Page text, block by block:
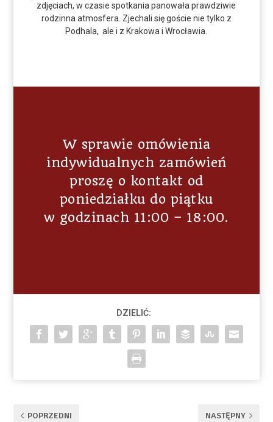
zdjęciach, w czasie spotkania panowała prawdziwie
rodzinna atmosfera. Zjechali się goście nie tylko z
Podhala, ale i z Krakowa i Wrocławia.
W sprawie omówienia
indywidualnych zamówień
proszę o kontakt od
poniedziałku do piątku
w godzinach 11:00 – 18:00.
DZIELIĆ:
POPRZEDNI NASTĘPNY